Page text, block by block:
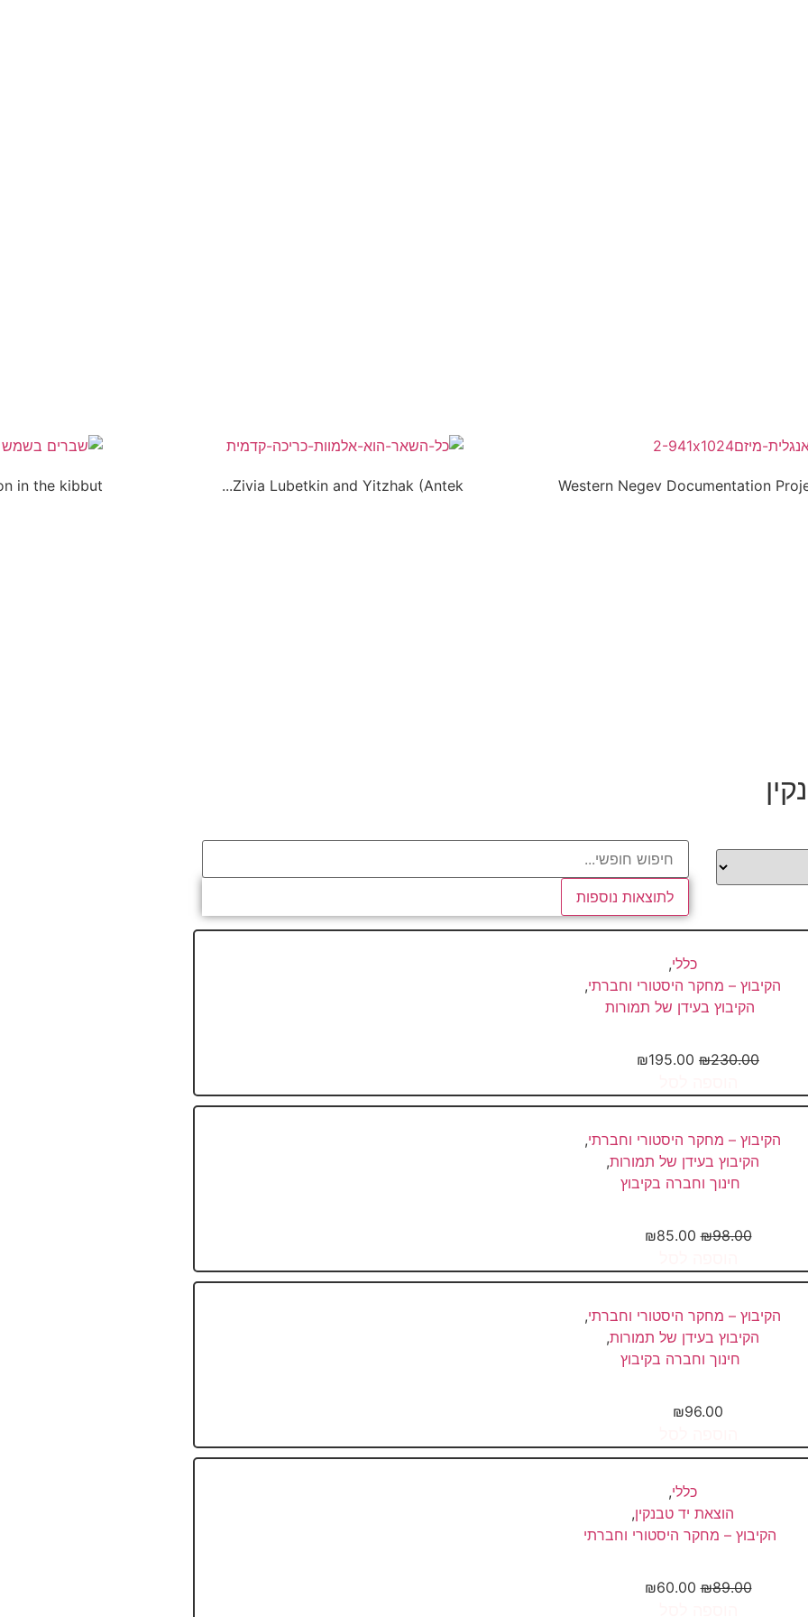
Western Negev Documentation
Zivia Lubetkin and Yitzhak (Antek...
in the kibbut...
לתוצאות נוספות
כללי,
הקיבוץ – מחקר היסטורי וחברתי,
הקיבוץ בעידן של תמורות
₪230.00
₪195.00
הקיבוץ – מחקר היסטורי וחברתי,
הקיבוץ בעידן של תמורות,
חינוך וחברה בקיבוץ
₪98.00
₪85.00
הקיבוץ – מחקר היסטורי וחברתי,
הקיבוץ בעידן של תמורות,
חינוך וחברה בקיבוץ
₪96.00
כללי,
הוצאת יד טבנקין,
הקיבוץ – מחקר היסטורי וחברתי
₪89.00
₪60.00